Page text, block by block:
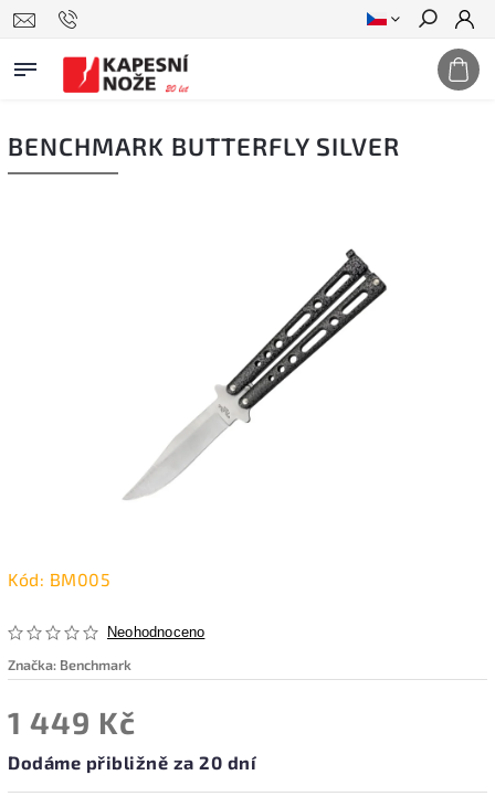
Hledat
BENCHMARK BUTTERFLY SILVER
Kód: BM005
Neohodnoceno
Značka: Benchmark
1 449 Kč
Dodáme přibližně za 20 dní